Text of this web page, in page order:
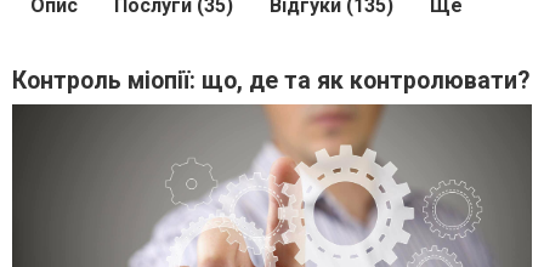
Опис Послуги (35) Відгуки (135) Ще
Контроль міопії: що, де та як контролювати?